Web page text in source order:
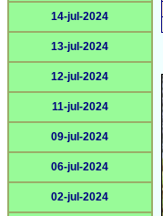
14-jul-2024
13-jul-2024
12-jul-2024
11-jul-2024
09-jul-2024
06-jul-2024
02-jul-2024